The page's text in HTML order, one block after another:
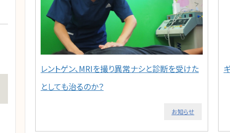
レントゲン、MRIを撮り異常ナシと診断を受けた
としても治るのか？
お知らせ